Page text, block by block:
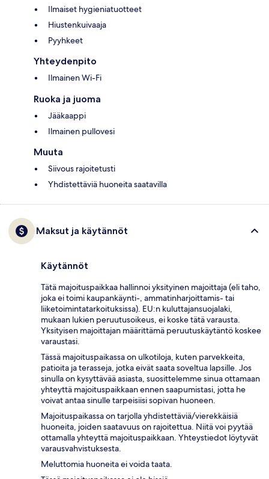
Ilmaiset hygieniatuotteet
Hiustenkuivaaja
Pyyhkeet
Yhteydenpito
Ilmainen Wi-Fi
Ruoka ja juoma
Jääkaappi
Ilmainen pullovesi
Muuta
Siivous rajoitetusti
Yhdistettäviä huoneita saatavilla
Maksut ja käytännöt
Käytännöt
Tätä majoituspaikkaa hallinnoi yksityinen majoittaja (eli taho,
joka ei toimi kaupankäynti-, ammatinharjoittamis- tai
liiketoimintatarkoituksissa). EU:n kuluttajansuojalaki,
mukaan lukien peruutusoikeus, ei koske tätä varausta.
Yksityisen majoittajan määrittämä peruutuskäytäntö koskee
varaustasi.
Tässä majoituspaikassa on ulkotiloja, kuten parvekkeita,
patioita ja terasseja, jotka eivät saata soveltua lapsille. Jos
sinulla on kysyttävää asiasta, suosittelemme sinua ottamaan
yhteyttä majoituspaikkaan ennen saapumistasi, jotta he
voivat antaa sinulle tarpeisiisi sopivan huoneen.
Majoituspaikassa on tarjolla yhdistettäviä/vierekkäisiä
huoneita, joiden saatavuus on rajoitettua. Niitä voi pyytää
ottamalla yhteyttä majoituspaikkaan. Yhteystiedot löytyvät
varausvahvistuksesta.
Meluttomia huoneita ei voida taata.